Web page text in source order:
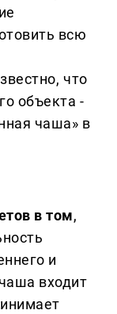
всю
что
объекта -
чаша» в
в том,
и
входит